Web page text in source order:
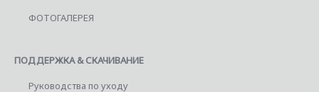
ФОТОГАЛЕРЕЯ
ПОДДЕРЖКА & СКАЧИВАНИЕ
Руководства по уходу